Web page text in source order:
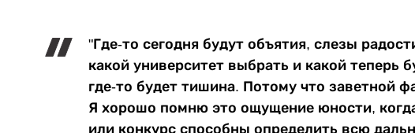
"Где-то сегодня будут объятия, слезы
какой университет выбрать и какой теперь
где-то будет тишина. Потому что заветной
Я хорошо помню это ощущение юности,
или конкурс способны определить всю